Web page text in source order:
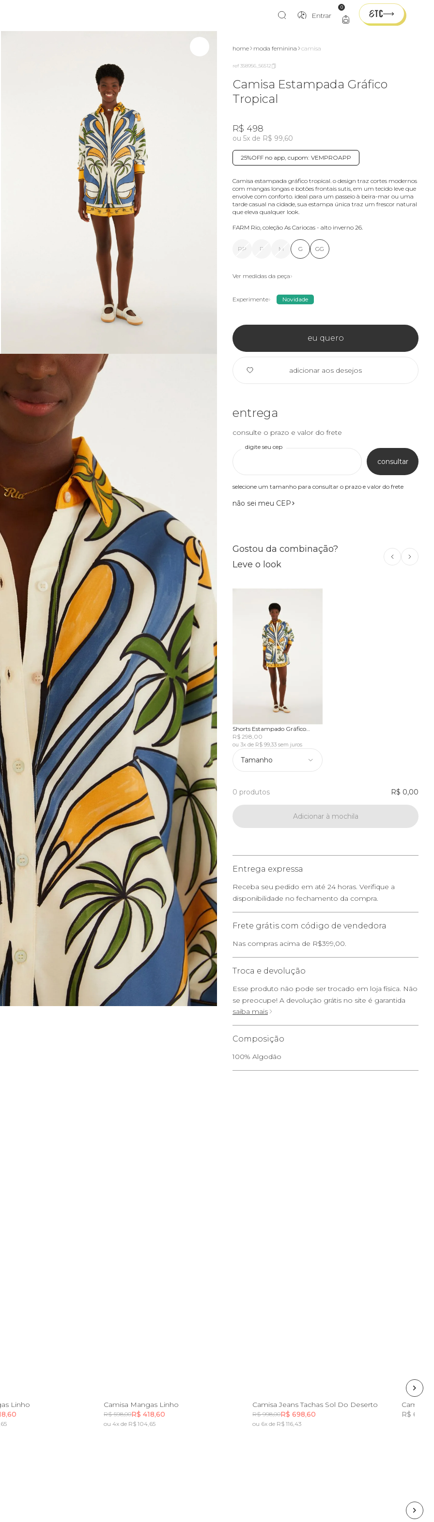
Entrar
0
Experimente home moda feminina camisa
ref 358956_56512
Camisa Estampada Gráfico
Tropical
R$ 498
ou 5x de R$ 99,60
25%OFF no app, cupom: VEMPROAPP
camisa estampada gráfico tropical. o design traz cortes modernos
com mangas longas e botões frontais sutis, em um tecido leve que
envolve com conforto. ideal para um passeio à beira-mar ou uma
tarde casual na cidade, sua estampa única traz um frescor natural
que eleva qualquer look.
FARM Rio, coleção As Cariocas - alto inverno 26.
PP P M G GG
Ver medidas da peça
Experimente Novidade
eu quero
adicionar aos desejos
entrega
consulte o prazo e valor do frete
digite seu cep
consultar
selecione um tamanho para consultar o prazo e valor do frete
não sei meu CEP
Gostou da combinação?
Leve o look
Shorts Estampado Gráfico
Tropical
R$ 298,00
ou 3x de R$ 99,33 sem juros
Tamanho
0 produtos R$ 0,00
Adicionar à mochila
Entrega expressa
Receba seu pedido em até 24 horas. Verifique a
disponibilidade no fechamento da compra.
Frete grátis com código de vendedora
Nas compras acima de R$399,00.
Troca e devolução
Esse produto não pode ser trocado em loja física. Não
se preocupe! A devolução grátis no site é garantida
saiba mais
Composição
100% Algodão
Linho PP
Camisa Mangas Linho
R$ 598,00R$ 418,60
ou 4x de R$ 104,65
PP P M G
Camisa Jeans Tachas Sol Do Deserto
R$ 998,00R$ 698,60
ou 6x de R$ 116,43
Camisa
R$